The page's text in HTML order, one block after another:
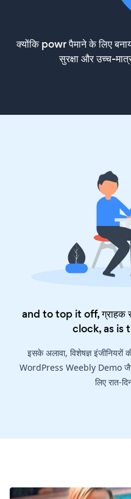
क्योंकि powr पैमाने के लिए
सुरक्षा और उच्च-
and to top it off, ग्राहक
clock, as is
इसके अलावा, विशेषज्ञ
WordPress Weebly Demo
लिए रात-